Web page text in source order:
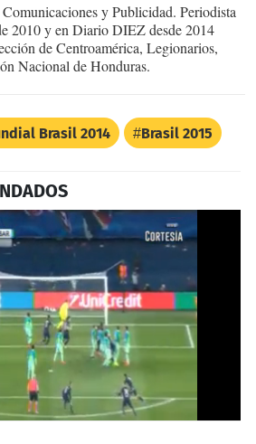
y Publicidad. Periodista
2010 y en Diario DIEZ desde 2014
de Centroamérica, Legionarios,
Nacional de Honduras.
Brasil 2014 Brasil 2015